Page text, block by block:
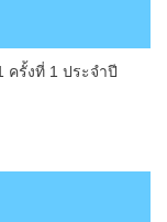
ครั้งที่ 1 ประจำปี